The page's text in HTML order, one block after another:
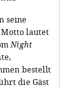
seine
lautet
Night
bestellt
die Gäst